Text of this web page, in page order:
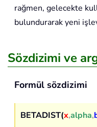
rağmen, gelecekte
bulundurarak yeni
Sözdizimi ve
Formül sözdizimi
BETADIST(x,alpha,